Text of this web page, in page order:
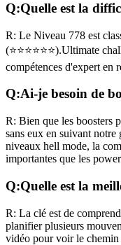
Q:Quelle est la
R: Le Niveau 778 est
(⭐⭐⭐⭐⭐⭐).Ultimate
compétences d'expert en
Q:Ai-je besoin de
R: Bien que les boosters
sans eux en suivant notre
niveaux hell mode, la
importantes que les
Q:Quelle est la
R: La clé est de
planifier plusieurs
vidéo pour voir le